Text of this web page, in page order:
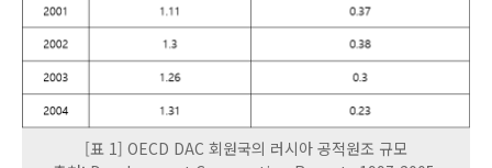
[표 1] OECD DAC 회원국의 러시아 공적원조 규모